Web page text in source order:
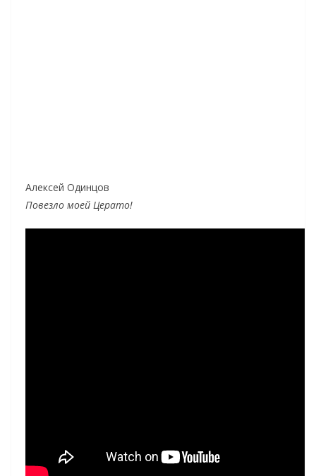
Алексей Одинцов
Повезло моей Церато!